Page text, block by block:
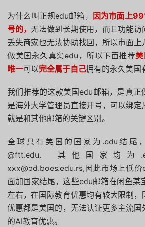
为什么叫正规edu邮箱， 因为市面上
号的，无法做到长期使用，而且功能访
丢失商家也无法协助找回，所以市面上
做美国永久真实edu，所以下面推荐
唯一可以完全属于自己拥有的永久美国
我们推荐的这款美国edu邮箱，是真正
是海外大学管理员直接开号，可以绑定
就是和其他邮箱的关键区别。
全球只有美国的国家为.edu结尾
@ftt.edu. 其他国家均为
xxx@bd.boes.edu.rs,因此市场上低
面加国家结尾，这些edu邮箱在闲鱼某
左右，在国际教育优惠均有较大限制，
优惠都是美国的，无法认证更多主流国
的AI教育优惠。